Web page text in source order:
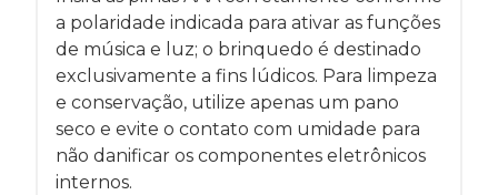
a polaridade indicada para ativar as funções
de música e luz; o brinquedo é destinado
exclusivamente a fins lúdicos. Para limpeza
e conservação, utilize apenas um pano
seco e evite o contato com umidade para
não danificar os componentes eletrônicos
internos.